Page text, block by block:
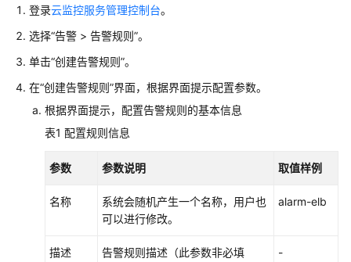
佳
践
汇
ELB
选
和
务
登录云监控服务管理控制台。
选择“告警 > 告警规则”。
单击“创建告警规则”。
在“创建告警规则”界面，根据界面提示配置参数。
根据界面提示，配置告警规则的基本信息
表1 配置规则信息
参数 参数说明 取值样例
名称
系统会随机产生一个名称，用户也
可以进行修改。
alarm-elb
描述
告警规则描述（此参数非必填
-